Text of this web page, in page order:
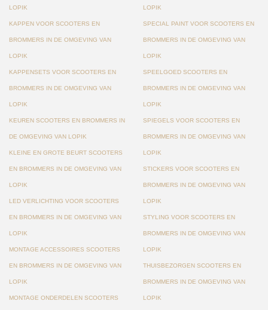
LOPIK
KAPPEN VOOR SCOOTERS EN
BROMMERS IN DE OMGEVING VAN
LOPIK
KAPPENSETS VOOR SCOOTERS EN
BROMMERS IN DE OMGEVING VAN
LOPIK
KEUREN SCOOTERS EN BROMMERS IN
DE OMGEVING VAN LOPIK
KLEINE EN GROTE BEURT SCOOTERS
EN BROMMERS IN DE OMGEVING VAN
LOPIK
LED VERLICHTING VOOR SCOOTERS
EN BROMMERS IN DE OMGEVING VAN
LOPIK
MONTAGE ACCESSOIRES SCOOTERS
EN BROMMERS IN DE OMGEVING VAN
LOPIK
MONTAGE ONDERDELEN SCOOTERS
LOPIK
SPECIAL PAINT VOOR SCOOTERS EN
BROMMERS IN DE OMGEVING VAN
LOPIK
SPEELGOED SCOOTERS EN
BROMMERS IN DE OMGEVING VAN
LOPIK
SPIEGELS VOOR SCOOTERS EN
BROMMERS IN DE OMGEVING VAN
LOPIK
STICKERS VOOR SCOOTERS EN
BROMMERS IN DE OMGEVING VAN
LOPIK
STYLING VOOR SCOOTERS EN
BROMMERS IN DE OMGEVING VAN
LOPIK
THUISBEZORGEN SCOOTERS EN
BROMMERS IN DE OMGEVING VAN
LOPIK